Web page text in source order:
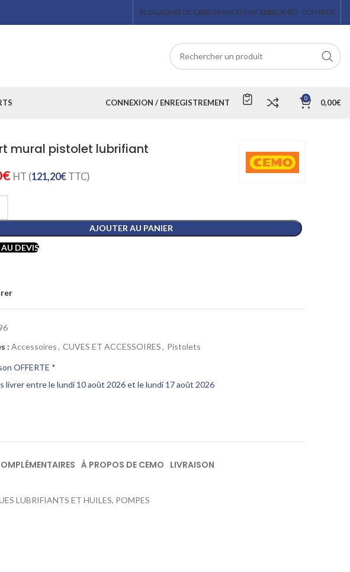
BLOGACHAT DE CARBURANTACHAT ADBLUE® CONTACT
CONNEXION / ENREGISTREMENT 0 0,00€
mural pistolet lubrifiant
€ HT (121,20€TTC)
AJOUTER AU PANIER
DEVIS
: Accessoires, CUVES ET ACCESSOIRES, Pistolets
OFFERTE *
livrer entre le lundi 10 août 2026 et le lundi 17 août 2026
À PROPOS DE CEMO LIVRAISON
LUBRIFIANTS ET HUILES, POMPES